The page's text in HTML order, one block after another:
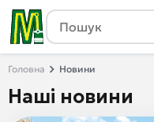
Головна Новини
Наші новини